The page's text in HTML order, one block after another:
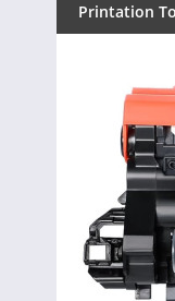
Printation